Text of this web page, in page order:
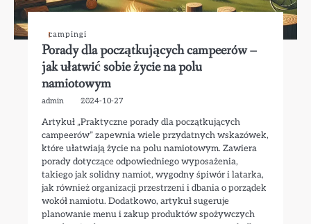
campingi
Porady dla początkujących campeerów –
jak ułatwić sobie życie na polu
namiotowym
admin 2024-10-27
Artykuł „Praktyczne porady dla początkujących
campeerów” zapewnia wiele przydatnych wskazówek,
które ułatwiają życie na polu namiotowym. Zawiera
porady dotyczące odpowiedniego wyposażenia,
takiego jak solidny namiot, wygodny śpiwór i latarka,
jak również organizacji przestrzeni i dbania o porządek
wokół namiotu. Dodatkowo, artykuł sugeruje
planowanie menu i zakup produktów spożywczych